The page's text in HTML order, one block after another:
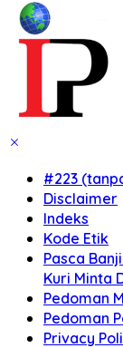
#223
Disclaimer
Indeks
Kode Etik
Pasca
Kuri Minta
Pedoman
Pedoman
Privacy